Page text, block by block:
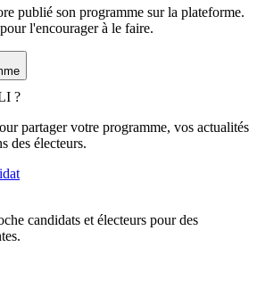
publié son programme sur la plateforme.
l'encourager à le faire.
?
partager votre programme, vos actualités
des électeurs.
candidats et électeurs pour des